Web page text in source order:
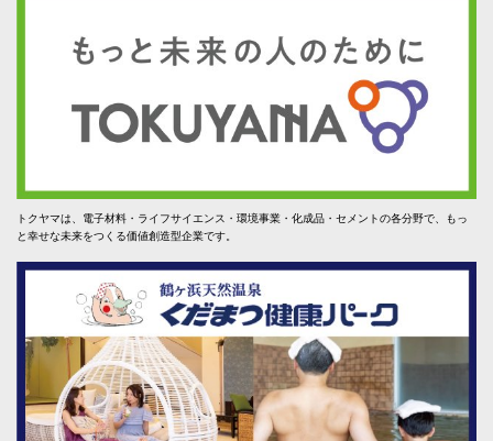
トクヤマは、電子材料・ライフサイエンス・環境事業・化成品・セメントの各分野で、もっ
と幸せな未来をつくる価値創造型企業です。